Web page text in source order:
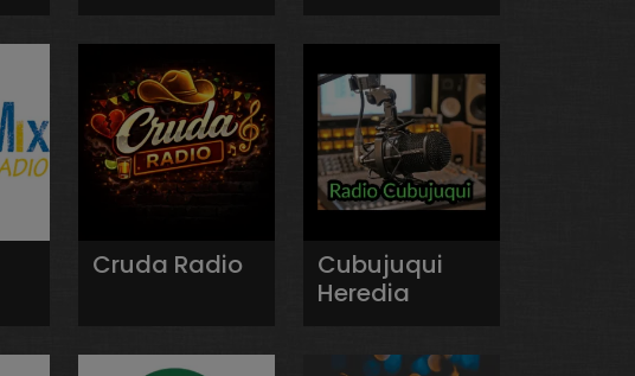
Cruda Radio
Cubujuqui
Heredia